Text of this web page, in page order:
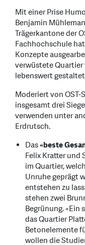
Mit einer Prise
Benjamin
Trägerkantone der
Fachhochschule
Konzepte
verwüstete
lebenswert
Moderiert von OST-
insgesamt drei
verwenden unter
Erdrutsch.
Das«beste
Felix Kratter und
im Quartier,
Unruhe geprägt
entstehen zu
stehen zwei
Begrünung. «Ein
das Quartier
Betonelemente
wollen die